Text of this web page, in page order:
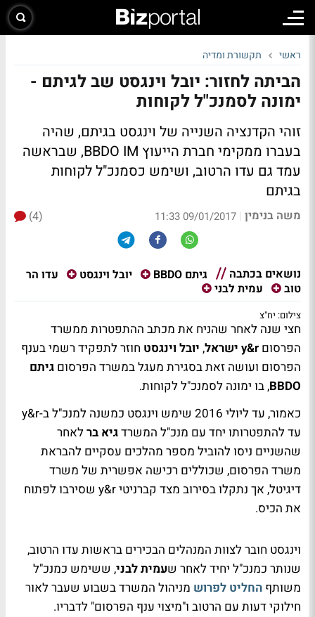
ראשי תקשורת ומדיה
הביתה לחזור: יובל וינגסט שב לגיתם -
ימונה לסמנכ"ל לקוחות
זוהי הקדנציה השנייה של וינגסט בגיתם, שהיה
בעברו ממקימי חברת הייעוץ BBDO IM, שבראשה
עמד גם עדו הרטוב, ושימש כסמנכ"ל לקוחות
בגיתם
משה בנימין |
09/01/2017 11:33
(4)
נושאים בכתבה גיתם BBDO יובל וינגסט
עדו הר
טוב
עמית לבני
צילום: יח"צ
חצי שנה לאחר שהניח את מכתב ההתפטרות ממשרד
הפרסום y&r ישראל , יובל וינגסט חוזר לתפקיד רשמי בענף
הפרסום ועושה זאת בסגירת מעגל במשרד הפרסום גיתם
BBDO, בו ימונה לסמנכ"ל לקוחות.
כאמור, עד ליולי 2016 שימש וינגסט כמשנה למנכ"ל ב-y&r
עד להתפטרותו יחד עם מנכ"ל המשרדגיא ברלאחר
שהשניים ניסו להוביל מספר מהלכים עסקיים להבראת
משרד הפרסום, שכוללים רכישה אפשרית של משרד
דיגיטל, אך נתקלו בסירוב מצד קברניטי y&r שסירבו לפתוח
את הכיס.
וינגסט חובר לצוות המנהלים הבכירים בראשות עדו הרטוב,
שנותר כמנכ"ל יחיד לאחר שעמית לבני, ששימש כמנכ"ל
משותף החליט לפרוש מניהול המשרד בשבוע שעבר לאור
חילוקי דעות עם הרטוב ו"מיצוי ענף הפרסום" לדבריו.